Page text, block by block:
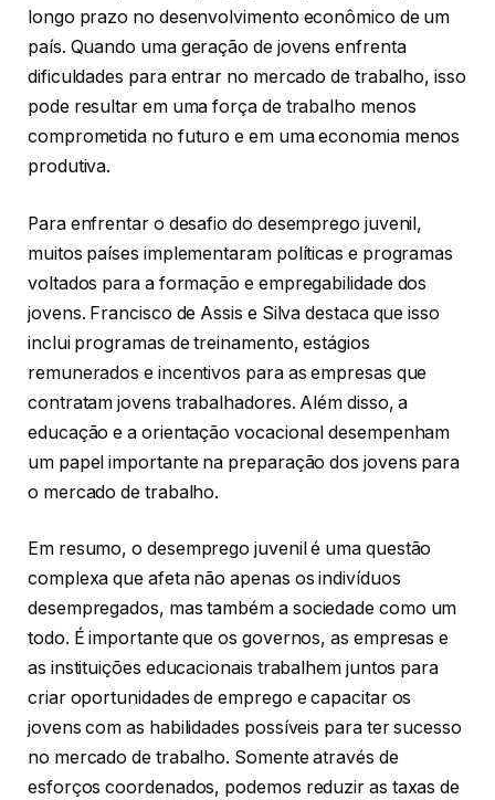
longo prazo no desenvolvimento econômico de um
país. Quando uma geração de jovens enfrenta
dificuldades para entrar no mercado de trabalho, isso
pode resultar em uma força de trabalho menos
comprometida no futuro e em uma economia menos
produtiva.
Para enfrentar o desafio do desemprego juvenil,
muitos países implementaram políticas e programas
voltados para a formação e empregabilidade dos
jovens. Francisco de Assis e Silva destaca que isso
inclui programas de treinamento, estágios
remunerados e incentivos para as empresas que
contratam jovens trabalhadores. Além disso, a
educação e a orientação vocacional desempenham
um papel importante na preparação dos jovens para
o mercado de trabalho.
Em resumo, o desemprego juvenil é uma questão
complexa que afeta não apenas os indivíduos
desempregados, mas também a sociedade como um
todo. É importante que os governos, as empresas e
as instituições educacionais trabalhem juntos para
criar oportunidades de emprego e capacitar os
jovens com as habilidades possíveis para ter sucesso
no mercado de trabalho. Somente através de
esforços coordenados, podemos reduzir as taxas de